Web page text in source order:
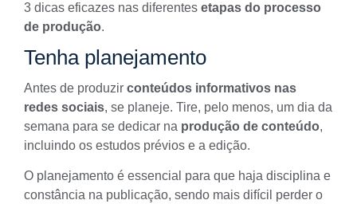
3 dicas eficazes nas diferentes etapas do processo
de produção.
Tenha planejamento
Antes de produzir conteúdos informativos nas
redes sociais, se planeje. Tire, pelo menos, um dia da
semana para se dedicar na produção de conteúdo,
incluindo os estudos prévios e a edição.
O planejamento é essencial para que haja disciplina e
constância na publicação, sendo mais difícil perder o